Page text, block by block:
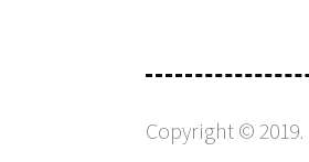
Copyright © 2019.